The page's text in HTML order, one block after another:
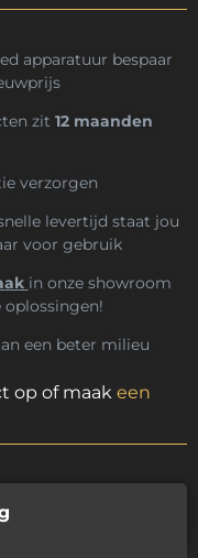
apparatuur bespaar
zit 12 maanden
verzorgen
levertijd staat jou
voor gebruik
in onze showroom
oplossingen!
een beter milieu
op of maak een